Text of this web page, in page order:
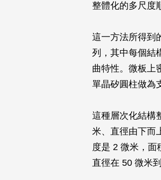
整體化的多尺度
這一方法所得到
列，其中每個結
曲特性。微板上
單晶矽圓柱做為
這種層次化結構
米、直徑由下而
度是 2 微米，面
直徑在 50 微米